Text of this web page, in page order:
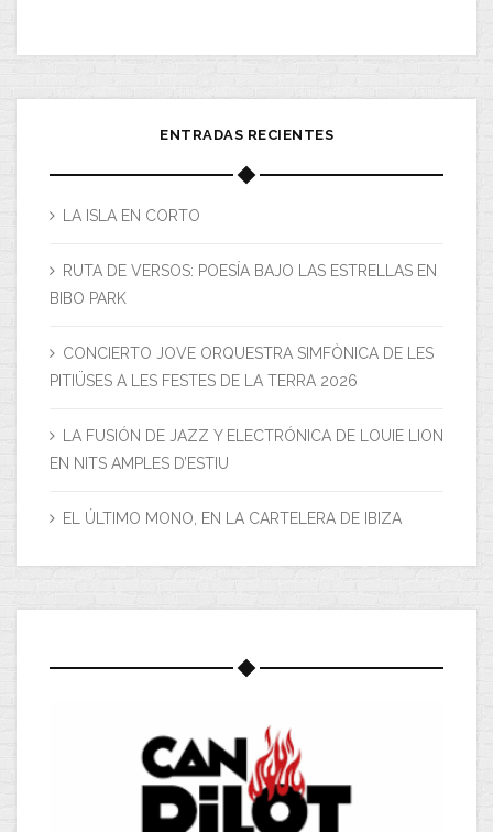
ENTRADAS RECIENTES
LA ISLA EN CORTO
RUTA DE VERSOS: POESÍA BAJO LAS ESTRELLAS EN
BIBO PARK
CONCIERTO JOVE ORQUESTRA SIMFÒNICA DE LES
PITIÜSES A LES FESTES DE LA TERRA 2026
LA FUSIÓN DE JAZZ Y ELECTRÓNICA DE LOUIE LION
EN NITS AMPLES D’ESTIU
EL ÚLTIMO MONO, EN LA CARTELERA DE IBIZA